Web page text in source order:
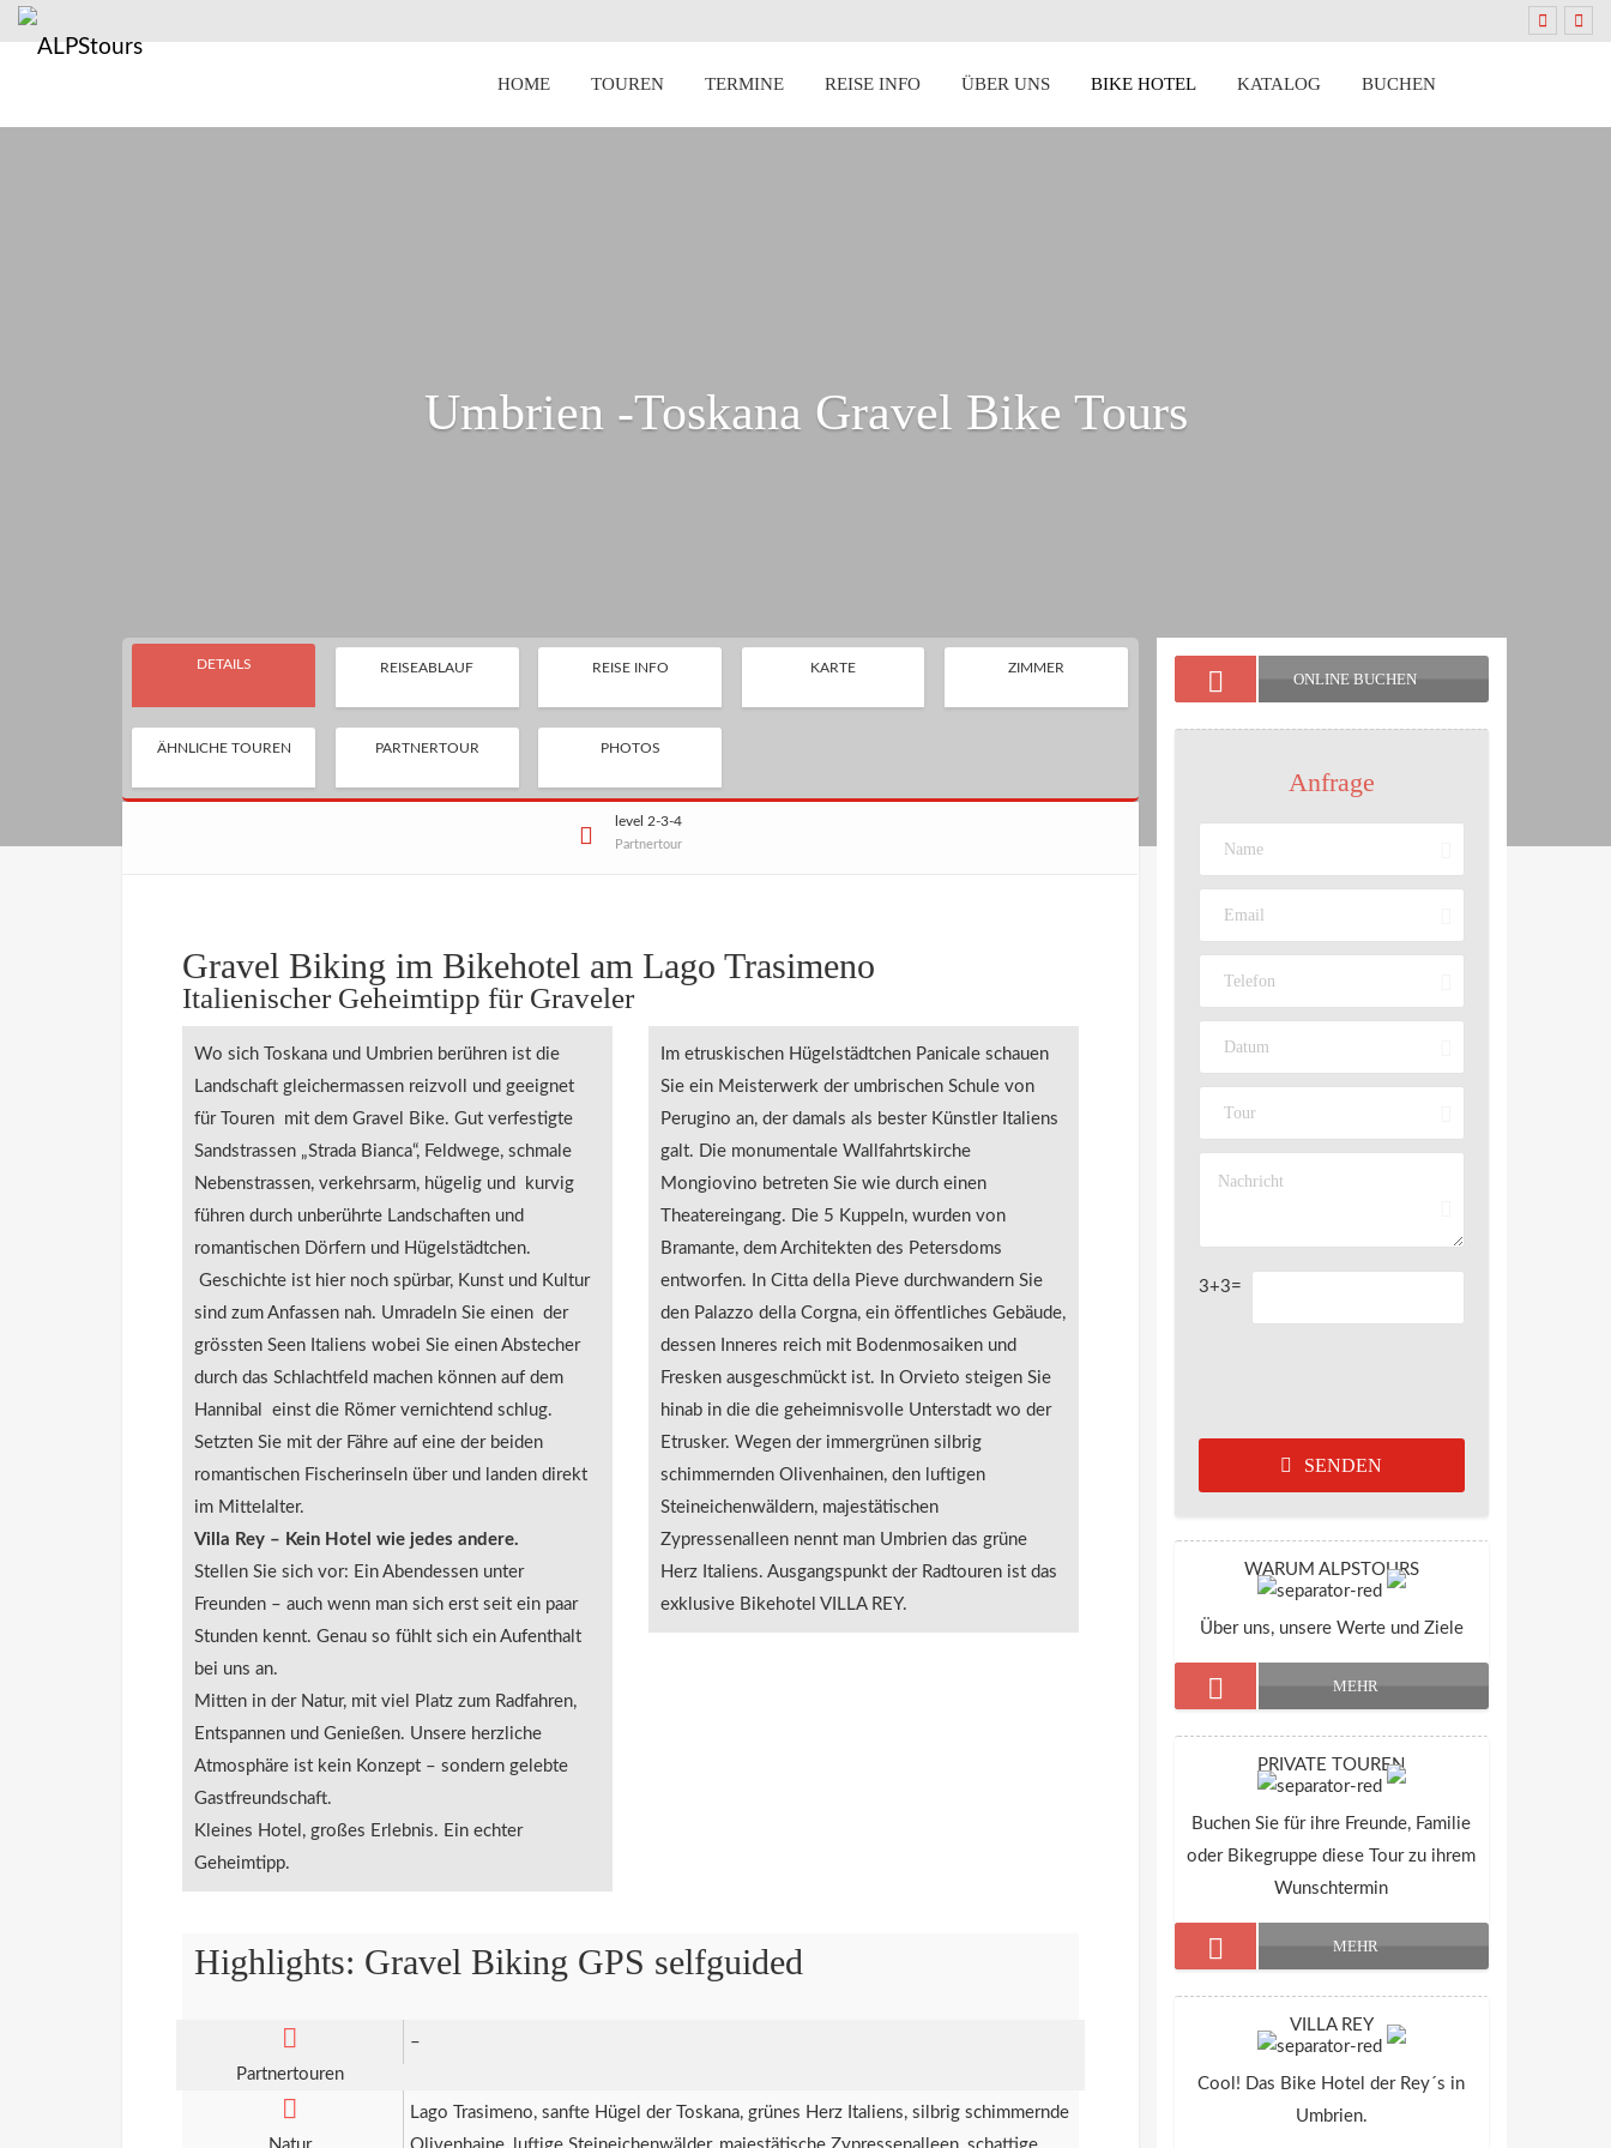
HOME TOUREN TERMINE REISE INFO ÜBER UNS BIKE HOTEL KATALOG BUCHEN
Umbrien -Toskana Gravel Bike Tours
DETAILS REISEABLAUF REISE INFO KARTE ZIMMER
ÄHNLICHE TOUREN PARTNERTOUR PHOTOS
level 2-3-4
Partnertour
Gravel Biking im Bikehotel am Lago Trasimeno
Italienischer Geheimtipp für Graveler
Wo sich Toskana und Umbrien berühren ist die
Landschaft gleichermassen reizvoll und geeignet
für Touren mit dem Gravel Bike. Gut verfestigte
Sandstrassen „Strada Bianca“, Feldwege, schmale
Nebenstrassen, verkehrsarm, hügelig und kurvig
führen durch unberührte Landschaften und
romantischen Dörfern und Hügelstädtchen.
Geschichte ist hier noch spürbar, Kunst und Kultur
sind zum Anfassen nah. Umradeln Sie einen der
grössten Seen Italiens wobei Sie einen Abstecher
durch das Schlachtfeld machen können auf dem
Hannibal einst die Römer vernichtend schlug.
Setzten Sie mit der Fähre auf eine der beiden
romantischen Fischerinseln über und landen direkt
im Mittelalter.
Villa Rey – Kein Hotel wie jedes andere.
Stellen Sie sich vor: Ein Abendessen unter
Freunden – auch wenn man sich erst seit ein paar
Stunden kennt. Genau so fühlt sich ein Aufenthalt
bei uns an.
Mitten in der Natur, mit viel Platz zum Radfahren,
Entspannen und Genießen. Unsere herzliche
Atmosphäre ist kein Konzept – sondern gelebte
Gastfreundschaft.
Kleines Hotel, großes Erlebnis. Ein echter
Geheimtipp.
Im etruskischen Hügelstädtchen Panicale schauen
Sie ein Meisterwerk der umbrischen Schule von
Perugino an, der damals als bester Künstler Italiens
galt. Die monumentale Wallfahrtskirche
Mongiovino betreten Sie wie durch einen
Theatereingang. Die 5 Kuppeln, wurden von
Bramante, dem Architekten des Petersdoms
entworfen. In Citta della Pieve durchwandern Sie
den Palazzo della Corgna, ein öffentliches Gebäude,
dessen Inneres reich mit Bodenmosaiken und
Fresken ausgeschmückt ist. In Orvieto steigen Sie
hinab in die die geheimnisvolle Unterstadt wo der
Etrusker. Wegen der immergrünen silbrig
schimmernden Olivenhainen, den luftigen
Steineichenwäldern, majestätischen
Zypressenalleen nennt man Umbrien das grüne
Herz Italiens. Ausgangspunkt der Radtouren ist das
exklusive Bikehotel VILLA REY.
Highlights: Gravel Biking GPS selfguided
Partnertouren
–
Lago Trasimeno, sanfte Hügel der Toskana, grünes Herz Italiens, silbrig schimmernde
ONLINE BUCHEN
Anfrage
3+3=
SENDEN
WARUM ALPSTOURS
Über uns, unsere Werte und Ziele
MEHR
PRIVATE TOUREN
Buchen Sie für ihre Freunde, Familie
oder Bikegruppe diese Tour zu ihrem
Wunschtermin
MEHR
VILLA REY
Cool! Das Bike Hotel der Rey´s in
Umbrien.